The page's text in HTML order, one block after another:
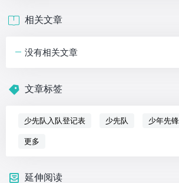
相关文章
没有相关文章
文章标签
少先队入队登记表 少先队 少年先
更多
延伸阅读